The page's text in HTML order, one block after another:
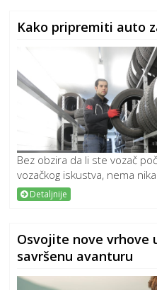
Kako pripremiti auto
Bez obzira da li ste vozač
vozačkog iskustva, nema
Detaljnije
Osvojite nove vrhove
savršenu avanturu